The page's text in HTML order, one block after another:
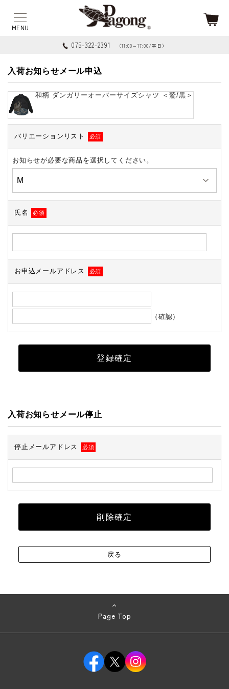
075-322-2391 （11:00～17:00/平日）
入荷お知らせメール申込
和柄 ダンガリーオーバーサイズシャツ ＜鷲/黒＞
バリエーションリスト 必須
お知らせが必要な商品を選択してください。
氏名 必須
お申込メールアドレス 必須
（確認）
入荷お知らせメール停止
停止メールアドレス 必須
Page Top